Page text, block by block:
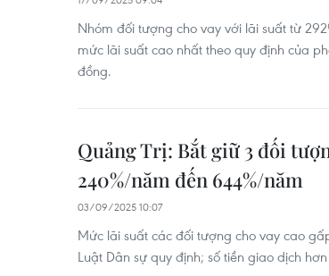
Nhóm đối tượng cho vay với lãi suất từ
mức lãi suất cao nhất theo quy định của
đồng.
Quảng Trị: Bắt giữ 3 đối
240%/năm đến 644%/năm
03/09/2025 10:07
Mức lãi suất các đối tượng cho vay cao
Luật Dân sự quy định; số tiền giao dịch